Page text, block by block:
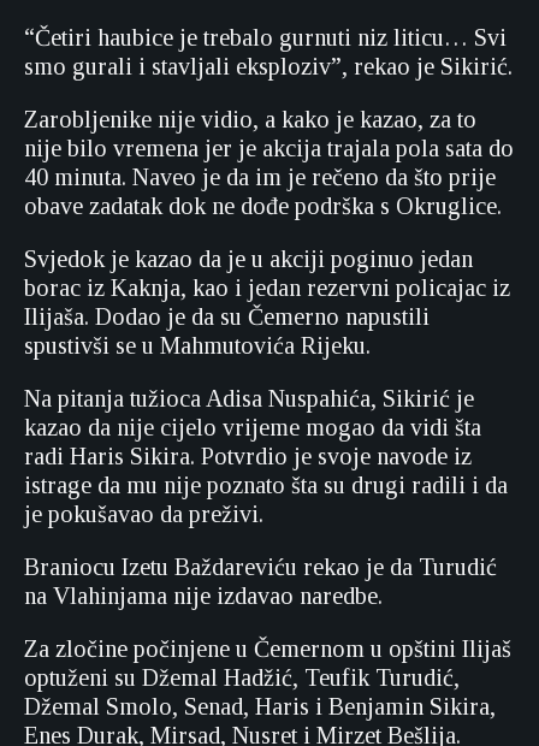
“Četiri haubice je trebalo gurnuti niz liticu… Svi
smo gurali i stavljali eksploziv”, rekao je Sikirić.
Zarobljenike nije vidio, a kako je kazao, za to
nije bilo vremena jer je akcija trajala pola sata do
40 minuta. Naveo je da im je rečeno da što prije
obave zadatak dok ne dođe podrška s Okruglice.
Svjedok je kazao da je u akciji poginuo jedan
borac iz Kaknja, kao i jedan rezervni policajac iz
Ilijaša. Dodao je da su Čemerno napustili
spustivši se u Mahmutovića Rijeku.
Na pitanja tužioca Adisa Nuspahića, Sikirić je
kazao da nije cijelo vrijeme mogao da vidi šta
radi Haris Sikira. Potvrdio je svoje navode iz
istrage da mu nije poznato šta su drugi radili i da
je pokušavao da preživi.
Braniocu Izetu Baždareviću rekao je da Turudić
na Vlahinjama nije izdavao naredbe.
Za zločine počinjene u Čemernom u opštini Ilijaš
optuženi su Džemal Hadžić, Teufik Turudić,
Džemal Smolo, Senad, Haris i Benjamin Sikira,
Enes Durak, Mirsad, Nusret i Mirzet Bešlija.